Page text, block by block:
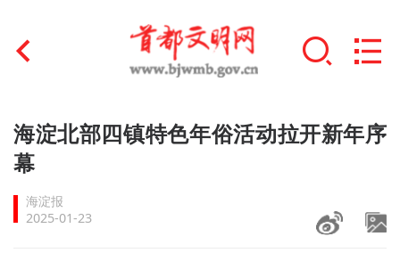
首页
文明创建
文明实践
海淀北部四镇特色年俗活动拉开新年序
幕
海淀报
2025-01-23